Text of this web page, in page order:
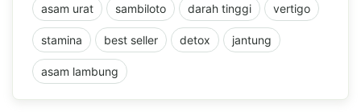
asam urat sambiloto darah tinggi vertigo
stamina best seller detox jantung
asam lambung